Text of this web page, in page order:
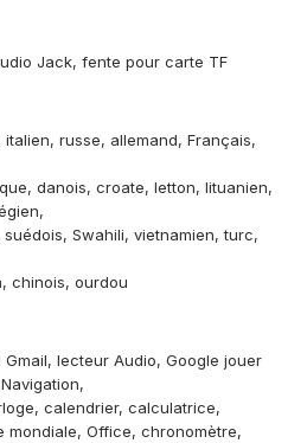
Jack, fente pour carte TF
russe, allemand, Français,
danois, croate, letton, lituanien,
Swahili, vietnamien, turc,
chinois, ourdou
lecteur Audio, Google jouer
calendrier, calculatrice,
mondiale, Office, chronomètre,